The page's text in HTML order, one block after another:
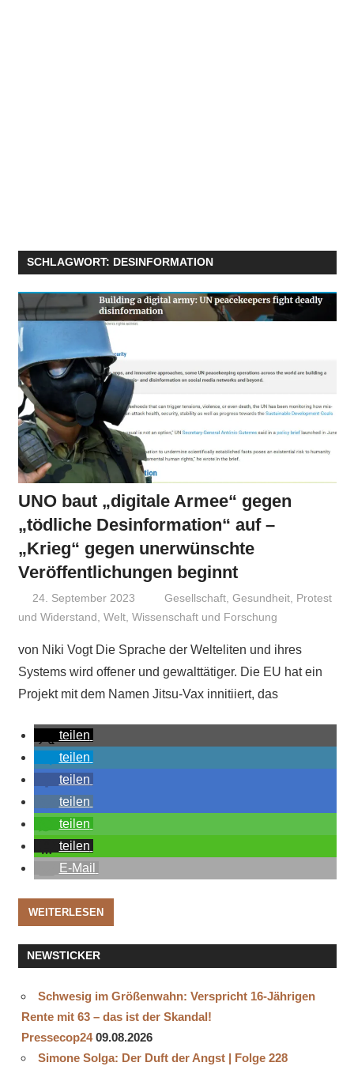
SCHLAGWORT: DESINFORMATION
UNO baut „digitale Armee“ gegen
„tödliche Desinformation“ auf –
„Krieg“ gegen unerwünschte
Veröffentlichungen beginnt
24. September 2023 Niki Vogt
Gesellschaft,Gesundheit, Protest
und Widerstand, Welt, Wissenschaft und Forschung
von Niki Vogt Die Sprache der Welteliten und ihres
Systems wird offener und gewalttätiger. Die EU hat ein
Projekt mit dem Namen Jitsu-Vax innitiiert, das
teilen
teilen
teilen
teilen
teilen
teilen
E-Mail
WEITERLESEN
NEWSTICKER
Schwesig im Größenwahn: Verspricht 16-Jährigen
Rente mit 63 – das ist der Skandal!
Pressecop24 09.08.2026
Simone Solga: Der Duft der Angst | Folge 228